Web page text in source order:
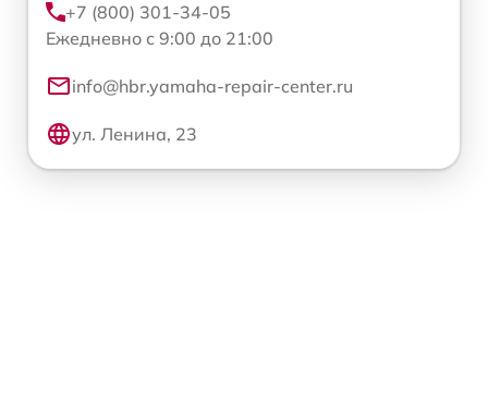
+7 (800) 301-34-05
Ежедневно с 9:00 до 21:00
info@hbr.yamaha-repair-center.ru
ул. Ленина, 23